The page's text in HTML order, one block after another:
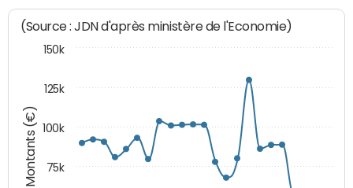
Montants (€)
(Source : JDN d'après ministère de l'Economie)
75k
100k
125k
150k